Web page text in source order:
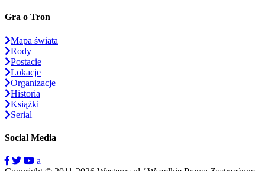
Gra o Tron
Mapa świata
Rody
Postacie
Lokacje
Organizacje
Historia
Książki
Serial
Social Media
a